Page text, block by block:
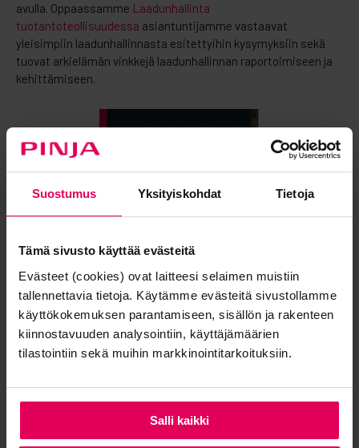
Suostumus Yksityiskohdat Tietoja
Tämä sivusto käyttää evästeitä
Evästeet (cookies) ovat laitteesi selaimen muistiin
tallennettavia tietoja. Käytämme evästeitä sivustollamme
käyttökokemuksen parantamiseen, sisällön ja rakenteen
kiinnostavuuden analysointiin, käyttäjämäärien
tilastointiin sekä muihin markkinointitarkoituksiin.
Salli kaikki
avulla. Oppaassamme Laadunhallinta
tuotantoteollisuudessa asiantuntijamme vastaavat
yleisimpiin laadunhallinnasta esitettyihin kysymyksiin sekä
tuovat arkielämän vinkkejä laadunhallinnan raportoimiseen ja
kehittämiseen.
Lue lisää
Blogi: Miksi tuotannon digitalisointi vaatii tehokasta